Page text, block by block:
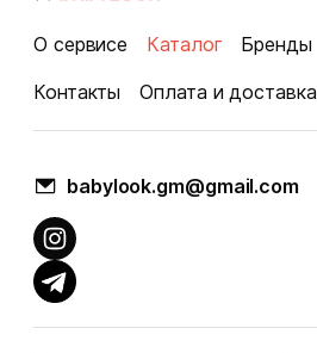
О сервисе Каталог Бренды
Контакты
Оплата и доставка
babylook.gm@gmail.com